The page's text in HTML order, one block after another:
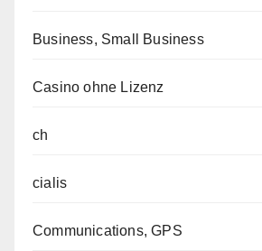
Business, Small Business
Casino ohne Lizenz
ch
cialis
Communications, GPS